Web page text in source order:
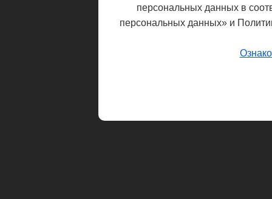
персональных данных в
персональных данных» и